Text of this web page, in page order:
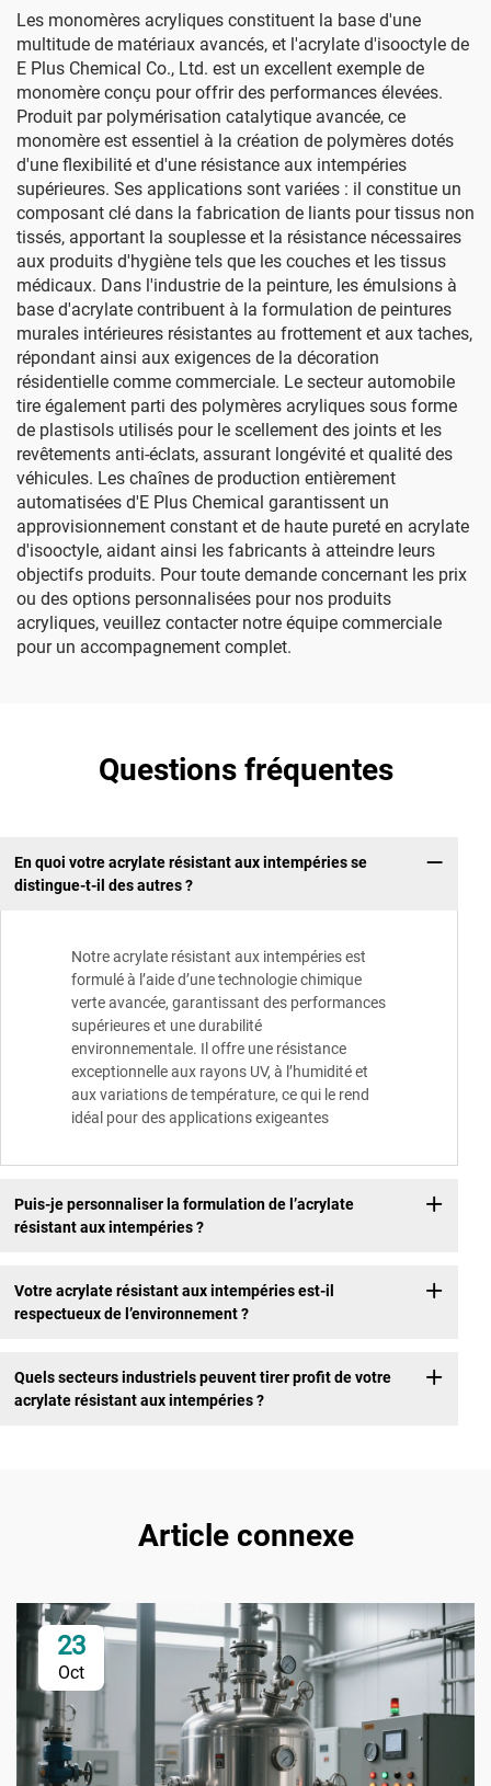
Les monomères acryliques constituent la base d'une
multitude de matériaux avancés, et l'acrylate d'isooctyle de
E Plus Chemical Co., Ltd. est un excellent exemple de
monomère conçu pour offrir des performances élevées.
Produit par polymérisation catalytique avancée, ce
monomère est essentiel à la création de polymères dotés
d'une flexibilité et d'une résistance aux intempéries
supérieures. Ses applications sont variées : il constitue un
composant clé dans la fabrication de liants pour tissus non
tissés, apportant la souplesse et la résistance nécessaires
aux produits d'hygiène tels que les couches et les tissus
médicaux. Dans l'industrie de la peinture, les émulsions à
base d'acrylate contribuent à la formulation de peintures
murales intérieures résistantes au frottement et aux taches,
répondant ainsi aux exigences de la décoration
résidentielle comme commerciale. Le secteur automobile
tire également parti des polymères acryliques sous forme
de plastisols utilisés pour le scellement des joints et les
revêtements anti-éclats, assurant longévité et qualité des
véhicules. Les chaînes de production entièrement
automatisées d'E Plus Chemical garantissent un
approvisionnement constant et de haute pureté en acrylate
d'isooctyle, aidant ainsi les fabricants à atteindre leurs
objectifs produits. Pour toute demande concernant les prix
ou des options personnalisées pour nos produits
acryliques, veuillez contacter notre équipe commerciale
pour un accompagnement complet.
Questions fréquentes
En quoi votre acrylate résistant aux intempéries se
distingue-t-il des autres ?
Notre acrylate résistant aux intempéries est
formulé à l’aide d’une technologie chimique
verte avancée, garantissant des performances
supérieures et une durabilité
environnementale. Il offre une résistance
exceptionnelle aux rayons UV, à l’humidité et
aux variations de température, ce qui le rend
idéal pour des applications exigeantes
Puis-je personnaliser la formulation de l’acrylate
résistant aux intempéries ?
Votre acrylate résistant aux intempéries est-il
respectueux de l’environnement ?
Quels secteurs industriels peuvent tirer profit de votre
acrylate résistant aux intempéries ?
Article connexe
23
Oct